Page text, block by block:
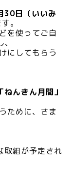
30日（いいみ
。
を使ってご自
、
にしてもらう
んきん月間」
ために、さま
組が予定され